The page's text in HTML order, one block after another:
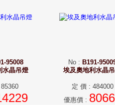
95008
水晶吊燈
85360
No : B191-
埃及奧地利水晶
定 價: 484000
優惠價: